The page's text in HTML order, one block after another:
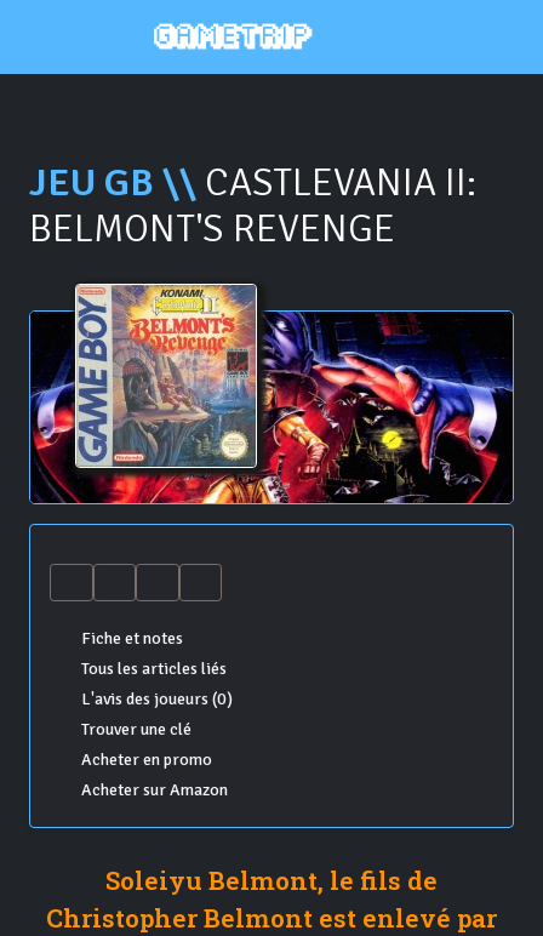
JEU GB \\ CASTLEVANIA II:
BELMONT'S REVENGE
Fiche et notes
Tous les articles liés
L'avis des joueurs (0)
Trouver une clé
Acheter en promo
Acheter sur Amazon
Soleiyu Belmont, le fils de
Christopher Belmont est enlevé par